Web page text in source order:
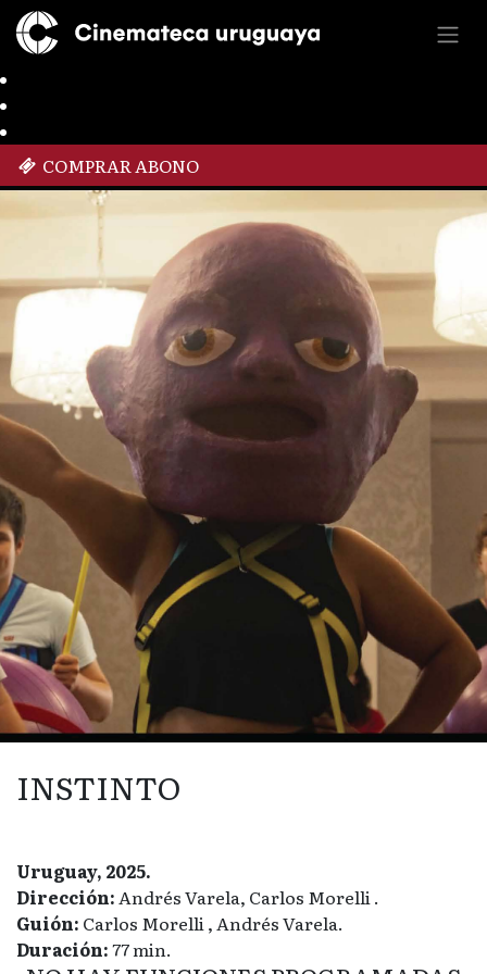
COMPRAR ABONO
INSTINTO
Uruguay, 2025.
Dirección:Andrés Varela, Carlos Morelli .
Guión: Carlos Morelli , Andrés Varela.
Duración:77 min.